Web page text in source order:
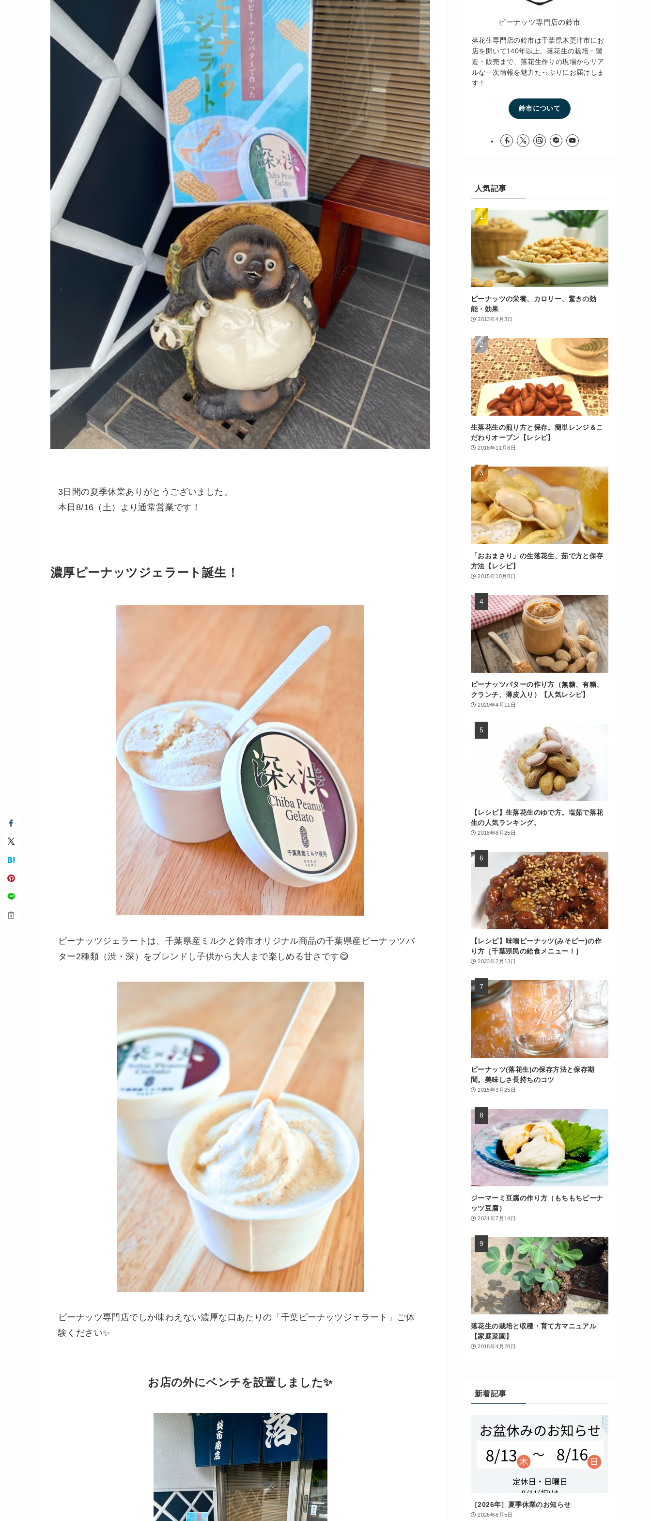
3日間の夏季休業ありがとうございました。
本日8/16（土）より通常営業です！
濃厚ピーナッツジェラート誕生！
ピーナッツジェラートは、千葉県産ミルクと鈴市オリジナル商品の千葉県産ピーナッツバ
ター2種類（渋・深）をブレンドし子供から大人まで楽しめる甘さです😋
ピーナッツ専門店でしか味わえない濃厚な口あたりの「千葉ピーナッツジェラート」ご体
験ください✨
お店の外にベンチを設置しました✨
ピーナッツ専門店の鈴市
落花生専門店の鈴市は千葉県木更津市にお
店を開いて140年以上。落花生の栽培・製
造・販売まで、落花生作りの現場からリア
ルな一次情報を魅力たっぷりにお届けしま
す！
鈴市について
人気記事
ピーナッツの栄養、カロリー、驚きの効
能・効果
2013年4月3日
生落花生の煎り方と保存。簡単レンジ＆こ
だわりオーブン【レシピ】
2018年11月8日
「おおまさり」の生落花生、茹で方と保存
方法【レシピ】
2015年10月8日
ピーナッツバターの作り方（無糖、有糖、
クランチ、薄皮入り）【人気レシピ】
2020年4月11日
【レシピ】生落花生のゆで方。塩茹で落花
生の人気ランキング。
2018年8月25日
【レシピ】味噌ピーナッツ(みそピー)の作
り方［千葉県民の給食メニュー！］
2023年2月13日
ピーナッツ(落花生)の保存方法と保存期
間。美味しさ長持ちのコツ
2015年3月25日
ジーマーミ豆腐の作り方（もちもちピーナ
ッツ豆腐）
2021年7月14日
落花生の栽培と収穫・育て方マニュアル
【家庭菜園】
2018年4月28日
新着記事
［2026年］夏季休業のお知らせ
2026年8月5日